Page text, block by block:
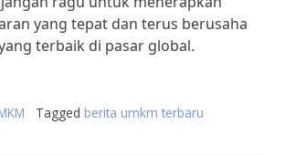
yang tepat dan terus berusaha
terbaik di pasar global.
Tagged berita umkm terbaru